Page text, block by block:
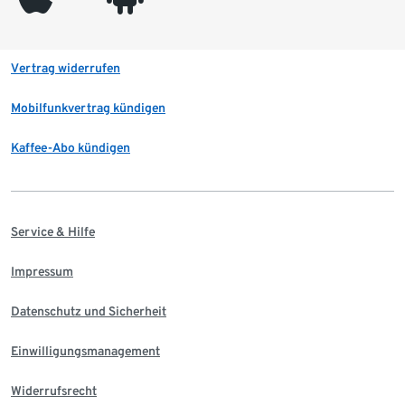
Vertrag widerrufen
Mobilfunkvertrag kündigen
Kaffee-Abo kündigen
Service & Hilfe
Impressum
Datenschutz und Sicherheit
Einwilligungsmanagement
Widerrufsrecht